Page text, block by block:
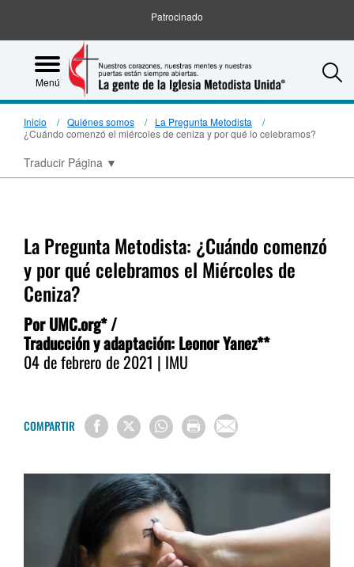
Patrocinado
Menú
Inicio Quiénes somos
La Pregunta Metodista
¿Cuándo comenzó el miércoles de ceniza y por qué lo celebramos?
Traducir Página ▼
La Pregunta Metodista: ¿Cuándo comenzó
y por qué celebramos el Miércoles de
Ceniza?
Por UMC.org* /
Traducción y adaptación: Leonor Yanez**
04 de febrero de 2021 | IMU
COMPARTIR